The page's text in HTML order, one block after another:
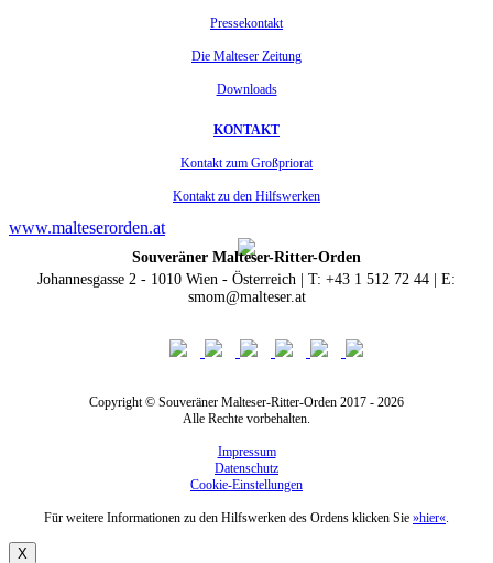
Pressekontakt
Die Malteser Zeitung
Downloads
KONTAKT
Kontakt zum Großpriorat
Kontakt zu den Hilfswerken
www.malteserorden.at
Souveräner Malteser-Ritter-Orden
Johannesgasse 2 - 1010 Wien - Österreich | T: +43 1 512 72 44 | E:
smom@malteser.at
Copyright © Souveräner Malteser-Ritter-Orden 2017 - 2026
Alle Rechte vorbehalten.
Impressum
Datenschutz
Cookie-Einstellungen
Für weitere Informationen zu den Hilfswerken des Ordens klicken Sie »hier«.
X